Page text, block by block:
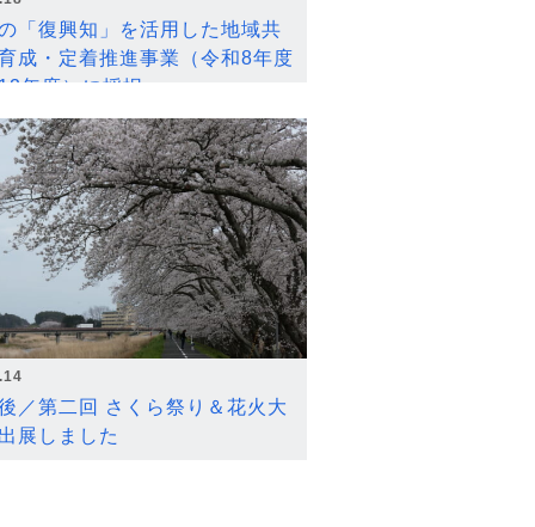
「復興知」を活用した地域共
成・定着推進事業（令和8年度
年度）に採択
／第二回 さくら祭り＆花火大
展しました